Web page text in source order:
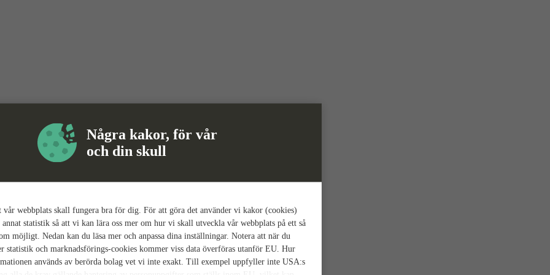
Några kakor, för vår
och din skull
webbplats skall fungera bra för dig. För att göra det använder vi kakor (cookies)
statistik så att vi kan lära oss mer om hur vi skall utveckla vår webbplats på ett så
möjligt. Nedan kan du läsa mer och anpassa dina inställningar. Notera att när du
statistik och marknadsförings-cookies kommer viss data överföras utanför EU. Hur
används av berörda bolag vet vi inte exakt. Till exempel uppfyller inte USA:s